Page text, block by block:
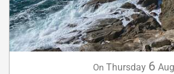
On Thursday 6 Aug